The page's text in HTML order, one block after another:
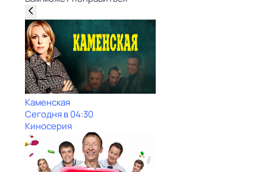
Каменская
Сегодня в 04:30
Киносерия